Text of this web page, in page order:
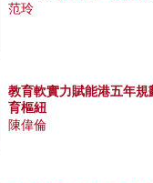
范玲
教育軟實力賦能港五年
育樞紐
陳偉倫